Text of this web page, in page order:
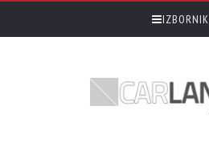
IZBORNIK